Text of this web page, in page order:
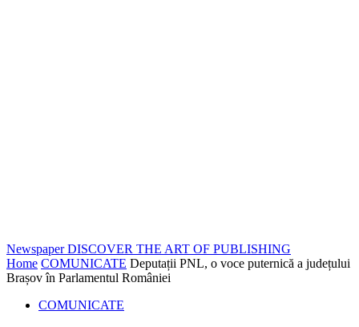
Newspaper DISCOVER THE ART OF PUBLISHING
Home COMUNICATE Deputații PNL, o voce puternică a județului
Brașov în Parlamentul României
COMUNICATE